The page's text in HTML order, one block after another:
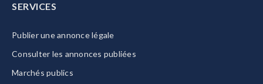
SERVICES
Publier une annonce légale
Consulter les annonces publiées
Marchés publics